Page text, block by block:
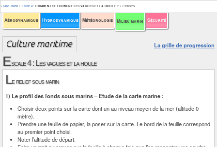
Aérodynamique Hydrodynamique Météorologie Milieu marin Sécurité
> Milieu marin > Escale 4 : COMMENT SE FORMENT LES VAGUES ET LA HOULE ? > Exercices
La grille de progression
Escale 4 : Les vagues et la houle
Le relief sous marin
1) Le profil des fonds sous marins – Etude de la carte marine :
Choisir deux points sur la carte dont un au niveau moyen de la mer (altitude 0
mètre).
Prendre une feuille de papier, la poser sur la carte. Le bord de la feuille correspond
au premier point choisi.
Noter l’altitude de départ.